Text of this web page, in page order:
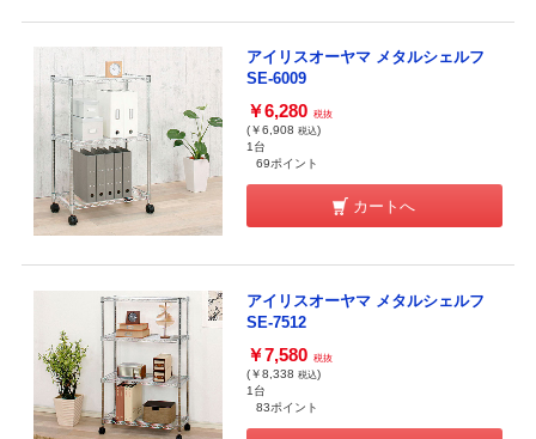
アイリスオーヤマ メタルシェルフ
SE-6009
￥6,280 税抜
(￥6,908 税込)
1台
69ポイント
カートへ
アイリスオーヤマ メタルシェルフ
SE-7512
￥7,580 税抜
(￥8,338 税込)
1台
83ポイント